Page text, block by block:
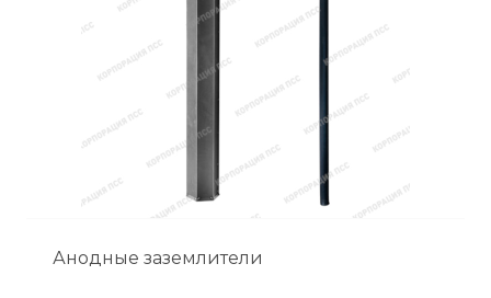
Анодные заземлители